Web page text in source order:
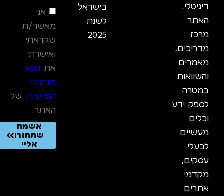
דיגיטלי.
האתר
מרכז
מדריכים,
מאמרים
והשוואות
במטרה
לספק ידע
וכלים
מעשיים
לבעלי
עסקים,
מקדמי
אתרים
בישראל
לשנת
2025
אני
מאשר/ת
שקראתי
ואישרתי
את תנאי
מדיניות
הפרטיות של
האתר.
אשמח
שתחזרו
אליי